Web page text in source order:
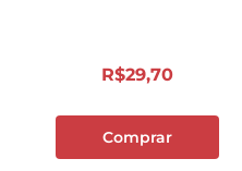
R$29,70
Comprar